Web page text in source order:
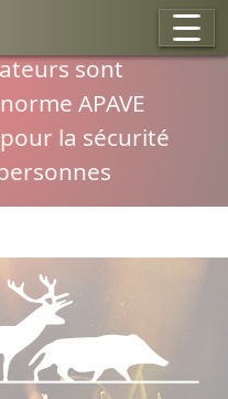
APAVE
sont
APAVE
la sécurité